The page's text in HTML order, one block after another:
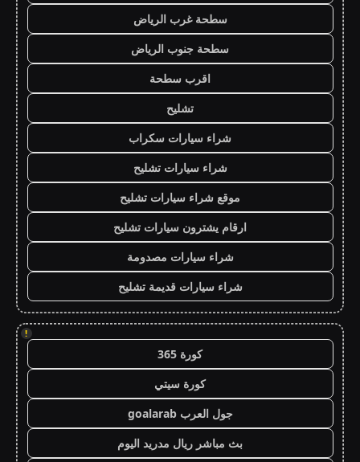
سطحة غرب الرياض
سطحة جنوب الرياض
اقرب سطحة
تشليح
شراء سيارات سكراب
شراء سيارات تشليح
موقع شراء سيارات تشليح
ارقام يشترون سيارات تشليح
شراء سيارات مصدومة
شراء سيارات قديمة تشليح
!
كورة 365
كورة سيتي
جول العرب goalarab
بث مباشر ريال مدريد اليوم